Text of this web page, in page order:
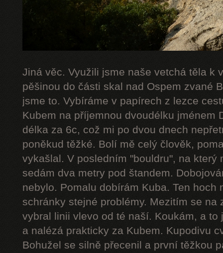
Jiná věc. Využili jsme naše vetchá těla k
pěšinou do části skal nad Ospem zvané
jsme to. Vybíráme v papírech z lezce
Kubem na příjemnou dvoudélku jménem
délka za 6c, což mi po dvou dnech
poněkud těžké. Bolí mě celý člověk,
vykašlal. V posledním "bouldru", na který
sedám dva metry pod štandem.
nebylo. Pomalu dobírám Kuba. Ten hoch
schránky stejné problémy. Mezitím se na
vybral linii vlevo od té naší. Koukám, a
a nalézá prakticky za Kubem. Kupodivu
Bohužel se silně přecenil a první těžkou